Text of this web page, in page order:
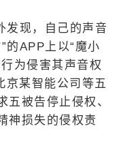
发现，自己的声音
的APP上以“魔小
为侵害其声音权
京某智能公司等五
五被告停止侵权、
神损失的侵权责